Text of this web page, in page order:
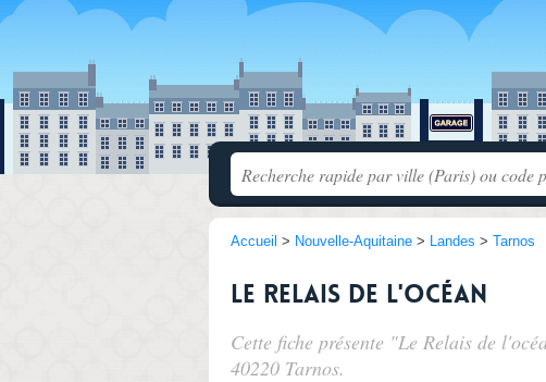
Accueil > Nouvelle-Aquitaine > Landes > Tarnos
Le Relais de l'océan
Cette fiche présente "Le Relais de
40220 Tarnos.